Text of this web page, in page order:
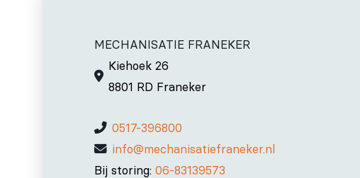
MECHANISATIE FRANEKER
Kiehoek 26
8801 RD Franeker
0517-396800
info@mechanisatiefraneker.nl
Bij storing:06-83139573